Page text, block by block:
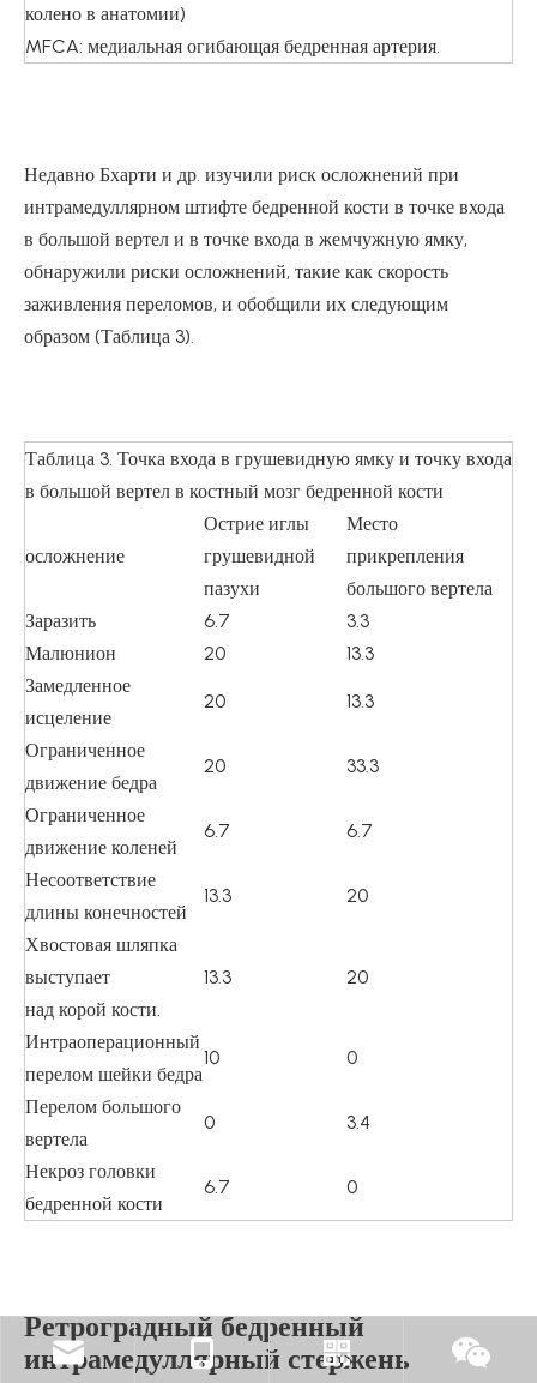
колено в анатомии)
MFCA: медиальная огибающая бедренная артерия.
Недавно Бхарти и др. изучили риск осложнений при
интрамедуллярном штифте бедренной кости в точке входа
в большой вертел и в точке входа в жемчужную ямку,
обнаружили риски осложнений, такие как скорость
заживления переломов, и обобщили их следующим
образом (Таблица 3).
Таблица 3. Точка входа в грушевидную ямку и точку входа
в большой вертел в костный мозг бедренной кости
осложнение
Острие иглы
грушевидной
пазухи
Место
прикрепления
большого вертела
Заразить
6.7
3.3
Малюнион
20
13.3
Замедленное
исцеление
20 13.3
Ограниченное
движение бедра
20 33.3
Ограниченное
движение коленей
6.7 6.7
Несоответствие
длины конечностей
13.3 20
Хвостовая шляпка
выступает
над корой кости.
13.3 20
Интраоперационный
перелом шейки бедра
10 0
Перелом большого
вертела
0 3.4
Некроз головки
бедренной кости
6.7 0
Ретроградный бедренный
интрамедуллярный стержень